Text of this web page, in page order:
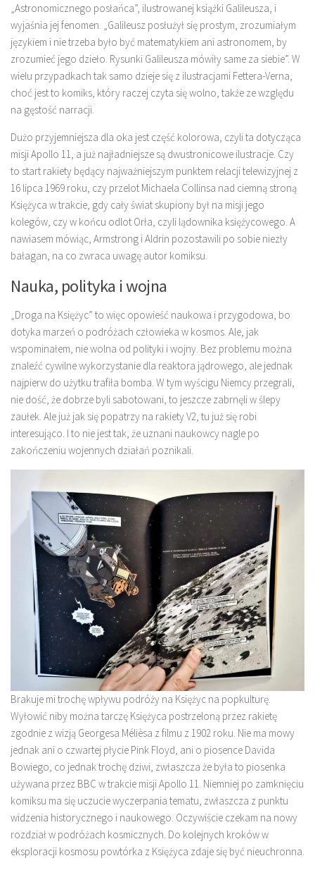
„Astronomicznego posłańca”, ilustrowanej książki Galileusza, i
wyjaśnia jej fenomen. „Galileusz posłużył się prostym, zrozumiałym
językiem i nie trzeba było być matematykiem ani astronomem, by
zrozumieć jego dzieło. Rysunki Galileusza mówiły same za siebie”. W
wielu przypadkach tak samo dzieje się z ilustracjami Fettera-Verna,
choć jest to komiks, który raczej czyta się wolno, także ze względu
na gęstość narracji.
Dużo przyjemniejsza dla oka jest część kolorowa, czyli ta dotycząca
misji Apollo 11, a już najładniejsze są dwustronicowe ilustracje. Czy
to start rakiety będący najważniejszym punktem relacji telewizyjnej z
16 lipca 1969 roku, czy przelot Michaela Collinsa nad ciemną stroną
Księżyca w trakcie, gdy cały świat skupiony był na misji jego
kolegów, czy w końcu odlot Orła, czyli lądownika księżycowego. A
nawiasem mówiąc, Armstrong i Aldrin pozostawili po sobie niezły
bałagan, na co zwraca uwagę autor komiksu.
Nauka, polityka i wojna
„Droga na Księżyc” to więc opowieść naukowa i przygodowa, bo
dotyka marzeń o podróżach człowieka w kosmos. Ale, jak
wspominałem, nie wolna od polityki i wojny. Bez problemu można
znaleźć cywilne wykorzystanie dla reaktora jądrowego, ale jednak
najpierw do użytku trafiła bomba. W tym wyścigu Niemcy przegrali,
nie dość, że dobrze byli sabotowani, to jeszcze zabrnęli w ślepy
zaułek. Ale już jak się popatrzy na rakiety V2, tu już się robi
interesująco. I to nie jest tak, że uznani naukowcy nagle po
zakończeniu wojennych działań poznikali.
Brakuje mi trochę wpływu podróży na Księżyc na popkulturę.
Wyłowić niby można tarczę Księżyca postrzeloną przez rakietę
zgodnie z wizją Georgesa Mélièsa z filmu z 1902 roku. Nie ma mowy
jednak ani o czwartej płycie Pink Floyd, ani o piosence Davida
Bowiego, co jednak trochę dziwi, zwłaszcza że była to piosenka
używana przez BBC w trakcie misji Apollo 11. Niemniej po zamknięciu
komiksu ma się uczucie wyczerpania tematu, zwłaszcza z punktu
widzenia historycznego i naukowego. Oczywiście czekam na nowy
rozdział w podróżach kosmicznych. Do kolejnych kroków w
eksploracji kosmosu powtórka z Księżyca zdaje się być nieuchronna.